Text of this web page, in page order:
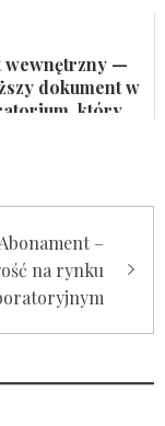
wewnętrzny —
dokument w
który
się nie przydaje
Abonament –
na rynku